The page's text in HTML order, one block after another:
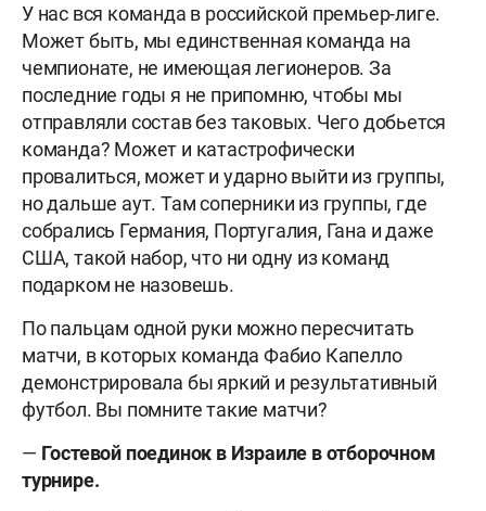
У нас вся команда в российской премьер-лиге.
Может быть, мы единственная команда на
чемпионате, не имеющая легионеров. За
последние годы я не припомню, чтобы мы
отправляли состав без таковых. Чего добьется
команда? Может и катастрофически
провалиться, может и ударно выйти из группы,
но дальше аут. Там соперники из группы, где
собрались Германия, Португалия, Гана и даже
США, такой набор, что ни одну из команд
подарком не назовешь.
По пальцам одной руки можно пересчитать
матчи, в которых команда Фабио Капелло
демонстрировала бы яркий и результативный
футбол. Вы помните такие матчи?
— Гостевой поединок в Израиле в отборочном
турнире.